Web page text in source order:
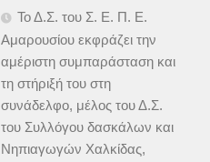
Το Δ.Σ. του Σ. Ε. Π. Ε.
Αμαρουσίου εκφράζει την
αμέριστη συμπαράσταση και
τη στήριξή του στη
συνάδελφο, μέλος του Δ.Σ.
του Συλλόγου δασκάλων και
Νηπιαγωγών Χαλκίδας,